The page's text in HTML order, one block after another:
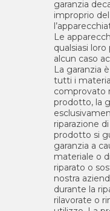
garanzia
improprio
Le
qualsiasi
alcun caso
La garanzia
tutti i
comprovato
prodotto, la
riparazione
prodotto si
garanzia a
materiale o
riparato o
nostra
durante la
rilavorate o